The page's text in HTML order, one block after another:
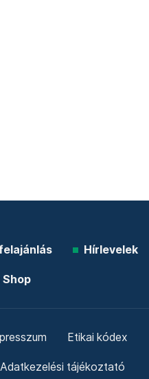
Hírlevelek
Shop
Etikai kódex
Adatkezelési tájékoztató